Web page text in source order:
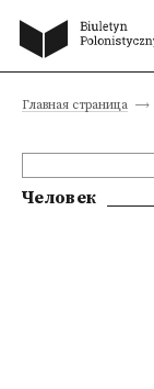
Главная страница
Человек